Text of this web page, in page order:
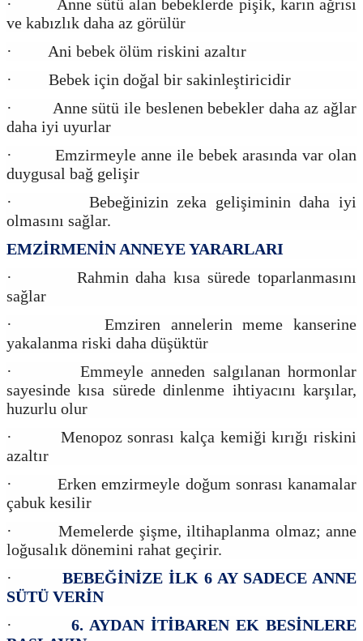
· Anne sütü alan bebeklerde pişik, karın ağrısı
ve kabızlık daha az görülür
· Ani bebek ölüm riskini azaltır
· Bebek için doğal bir sakinleştiricidir
· Anne sütü ile beslenen bebekler daha az ağlar
daha iyi uyurlar
· Emzirmeyle anne ile bebek arasında var olan
duygusal bağ gelişir
· Bebeğinizin zeka gelişiminin daha iyi
olmasını sağlar.
EMZİRMENİN ANNEYE YARARLARI
· Rahmin daha kısa sürede toparlanmasını
sağlar
· Emziren annelerin meme kanserine
yakalanma riski daha düşüktür
· Emmeyle anneden salgılanan hormonlar
sayesinde kısa sürede dinlenme ihtiyacını karşılar,
huzurlu olur
· Menopoz sonrası kalça kemiği kırığı riskini
azaltır
· Erken emzirmeyle doğum sonrası kanamalar
çabuk kesilir
· Memelerde şişme, iltihaplanma olmaz; anne
loğusalık dönemini rahat geçirir.
·
BEBEĞİNİZE İLK 6 AY SADECE ANNE
SÜTÜ VERİN
· 6. AYDAN İTİBAREN EK BESİNLERE